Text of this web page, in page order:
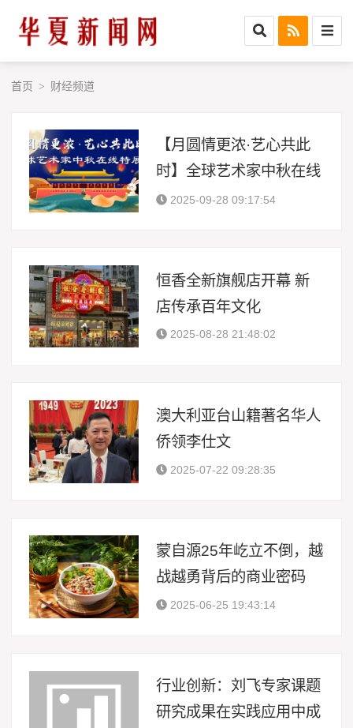
首页 > 财经频道
【月圆情更浓·艺心共此
时】全球艺术家中秋在线
特展—黄维耀
2025-09-28 09:17:54
恒香全新旗舰店开幕 新
店传承百年文化
2025-08-28 21:48:02
澳大利亚台山籍著名华人
侨领李仕文
2025-07-22 09:28:35
蒙自源25年屹立不倒，越
战越勇背后的商业密码
2025-06-25 19:43:14
行业创新：刘飞专家课题
研究成果在实践应用中成